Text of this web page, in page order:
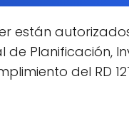
están
de Planificación,
del RD